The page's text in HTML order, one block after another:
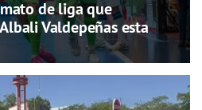
de liga que
Valdepeñas esta